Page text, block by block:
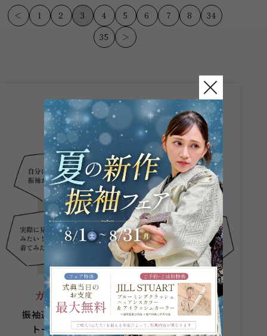
です！ ...
です！ ...
＜ 1 2 3 4 5 6 7 8
34
35
＞
こんなお悩み
ありませんか？
ガーネットにお任せください。
振袖選びからヘアメイクまでプロのスタッフが
トータルコーディネートをご提案します。